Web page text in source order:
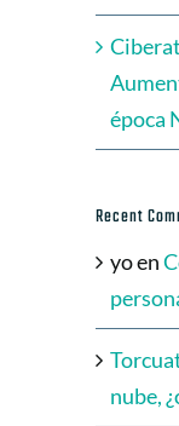
época
Recent
yoen
nube,